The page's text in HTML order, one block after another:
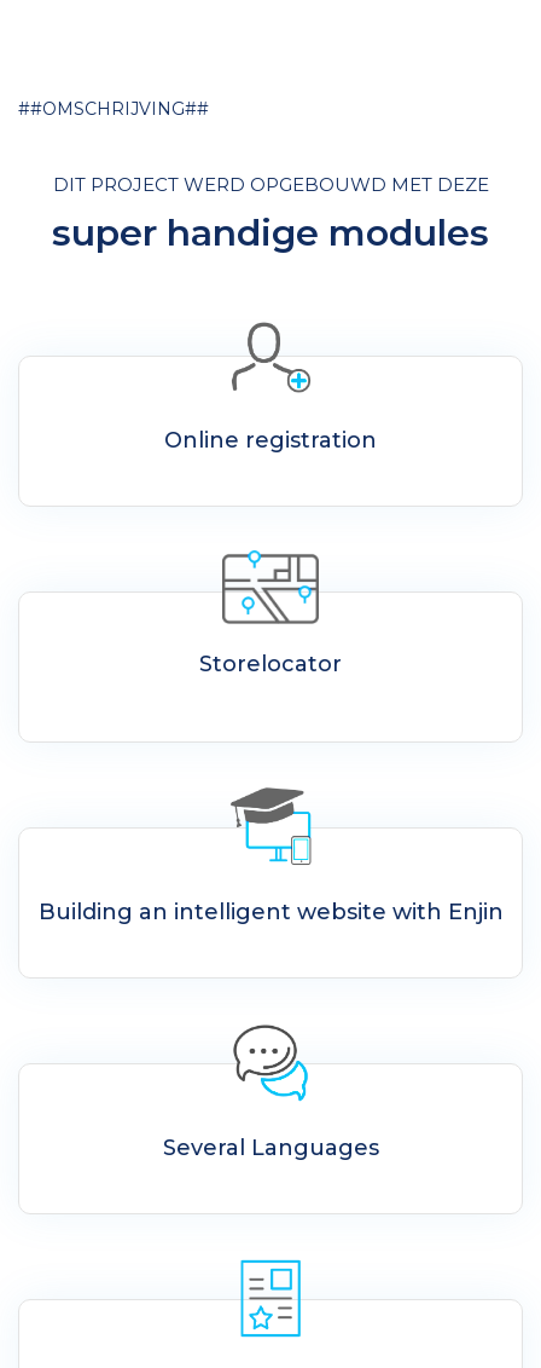
DIT PROJECT WERD OPGEBOUWD MET DEZE
super handige modules
Online registration
Storelocator
Building an intelligent website with Enjin
Several Languages
##OMSCHRIJVING##